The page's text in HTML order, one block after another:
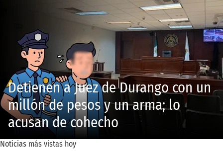
Detienen a Juez de Durango con un
millón de pesos y un arma; lo
acusan de cohecho
Noticias más vistas hoy